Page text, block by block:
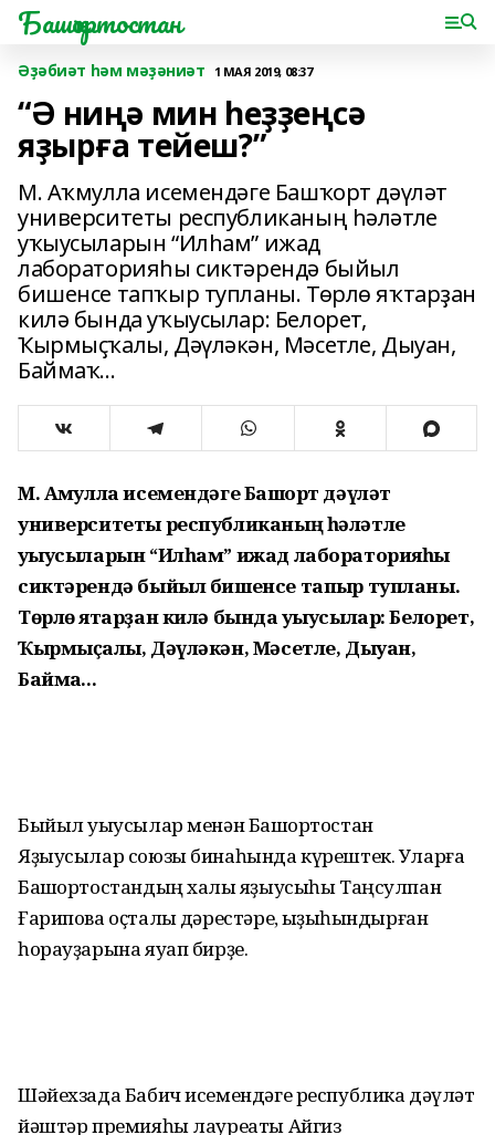
Башҡортостан
Әҙәбиәт һәм мәҙәниәт 1 МАЯ 2019, 08:37
“Ә ниңә мин һеҙҙеңсә
яҙырға тейеш?”
М. Аҡмулла исемендәге Башҡорт дәүләт
университеты республиканың һәләтле
уҡыусыларын “Илһам” ижад
лабораторияһы сиктәрендә быйыл
бишенсе тапҡыр тупланы. Төрлө яҡтарҙан
килә бында уҡыусылар: Белорет,
Ҡырмыҫҡалы, Дәүләкән, Мәсетле, Дыуан,
Баймаҡ...
М. Аҡмулла исемендәге Башҡорт дәүләт
университеты республиканың һәләтле
уҡыусыларын “Илһам” ижад лабораторияһы
сиктәрендә быйыл бишенсе тапҡыр тупланы.
Төрлө яҡтарҙан килә бында уҡыусылар: Белорет,
Ҡырмыҫҡалы, Дәүләкән, Мәсетле, Дыуан,
Баймаҡ...
Быйыл уҡыусылар менән Баш­ҡортостан
Яҙыусылар союзы бина­һында күрештек. Уларға
Башҡортос­тандың халыҡ яҙыусыһы Таңсулпан
Ғарипова оҫталыҡ дәрестәре, ҡыҙыҡ­һындырған
һорауҙарына яуап бирҙе.
Шәйехзада Бабич исемендәге республика дәүләт
йәштәр премияһы лауреаты Айгиз